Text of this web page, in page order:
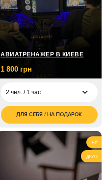
АВИАТРЕНАЖЕР В КИЕВЕ
1 800 грн
2 чел. / 1 час
1 800
грн
ДЛЯ СЕБЯ / НА ПОДАРОК
HIT
ДРУГУ